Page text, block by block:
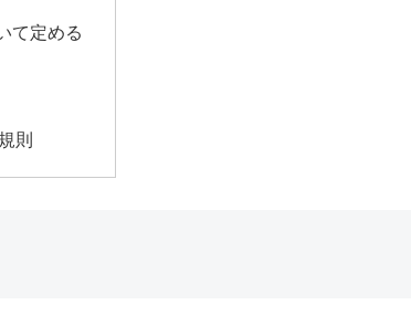
て定める
則